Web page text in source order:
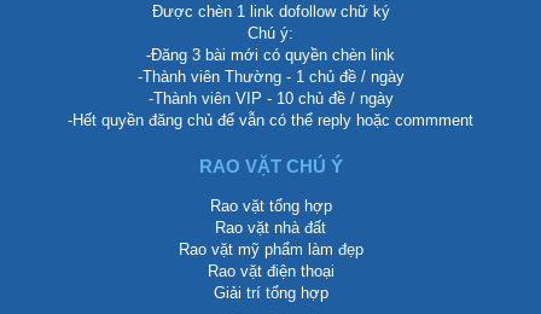
Được chèn 1 link dofollow chữ ký
Chú ý:
-Đăng 3 bài mới có quyền chèn link
-Thành viên Thường - 1 chủ đề / ngày
-Thành viên VIP - 10 chủ đề / ngày
-Hết quyền đăng chủ để vẫn có thể reply hoặc commment
RAO VẶT CHÚ Ý
Rao vặt tổng hợp
Rao vặt nhà đất
Rao vặt mỹ phẩm làm đẹp
Rao vặt điện thoại
Giải trí tổng hợp